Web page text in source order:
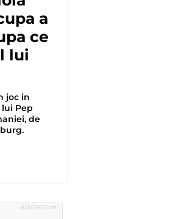
a
ce
lui
joc in
Pep
de